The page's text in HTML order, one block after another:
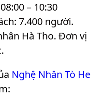
– 10:30
7.400 người.
Hà Tho. Đơn vị
.
Nghệ Nhân Tò He